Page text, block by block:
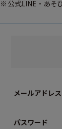
公式LINE・あそ
メールアドレス
パスワード